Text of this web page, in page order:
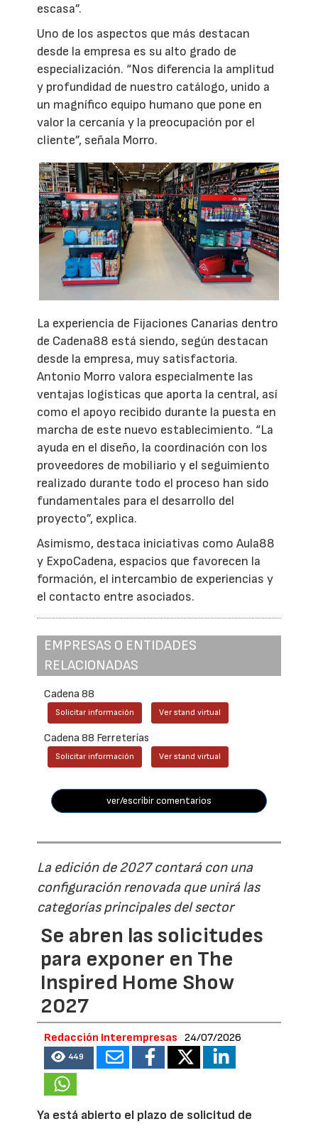
escasa”.
Uno de los aspectos que más destacan
desde la empresa es su alto grado de
especialización. “Nos diferencia la amplitud
y profundidad de nuestro catálogo, unido a
un magnífico equipo humano que pone en
valor la cercanía y la preocupación por el
cliente”, señala Morro.
La experiencia de Fijaciones Canarias dentro
de Cadena88 está siendo, según destacan
desde la empresa, muy satisfactoria.
Antonio Morro valora especialmente las
ventajas logísticas que aporta la central, así
como el apoyo recibido durante la puesta en
marcha de este nuevo establecimiento. “La
ayuda en el diseño, la coordinación con los
proveedores de mobiliario y el seguimiento
realizado durante todo el proceso han sido
fundamentales para el desarrollo del
proyecto”, explica.
Asimismo, destaca iniciativas como Aula88
y ExpoCadena, espacios que favorecen la
formación, el intercambio de experiencias y
el contacto entre asociados.
EMPRESAS O ENTIDADES
RELACIONADAS
Cadena 88
Solicitar información Ver stand virtual
Cadena 88 Ferreterías
Solicitar información Ver stand virtual
ver/escribir comentarios
La edición de 2027 contará con una
configuración renovada que unirá las
categorías principales del sector
Se abren las solicitudes
para exponer en The
Inspired Home Show
2027
Redacción Interempresas 24/07/2026
449
Ya está abierto el plazo de solicitud de